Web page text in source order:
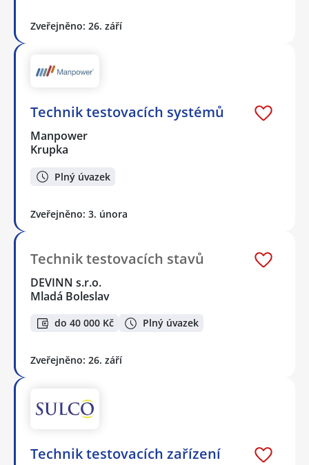
Zveřejněno: 26. září
Technik testovacích systémů
Manpower
Krupka
Plný úvazek
Zveřejněno: 3. února
Technik testovacích stavů
DEVINN s.r.o.
Mladá Boleslav
do 40 000 Kč Plný úvazek
Zveřejněno: 26. září
Technik testovacích zařízení